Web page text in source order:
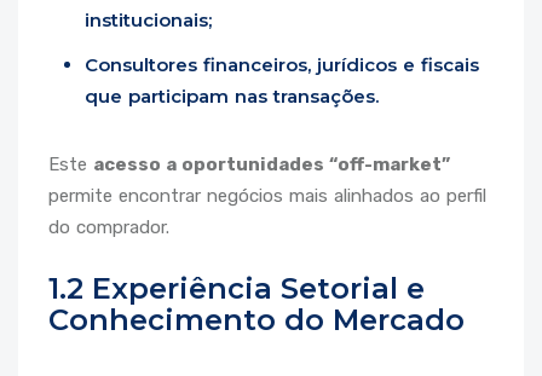
institucionais;
Consultores financeiros, jurídicos e fiscais
que participam nas transações.
Este acesso a oportunidades “off-market”
permite encontrar negócios mais alinhados ao perfil
do comprador.
1.2 Experiência Setorial e
Conhecimento do Mercado